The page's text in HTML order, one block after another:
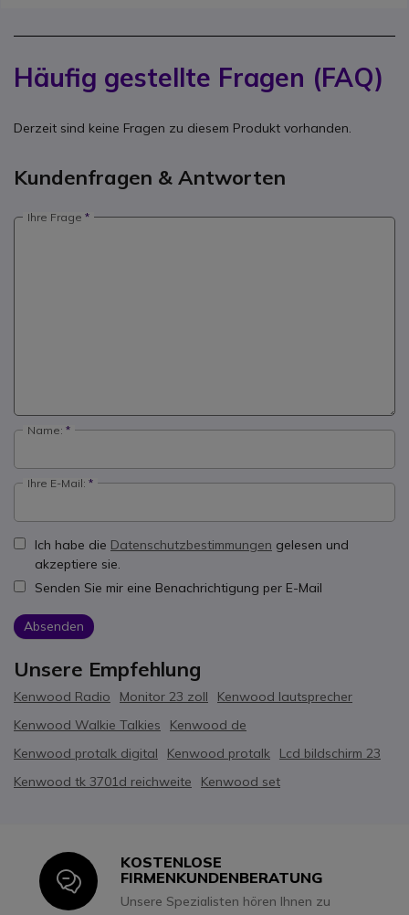
Häufig gestellte Fragen (FAQ)
Derzeit sind keine Fragen zu diesem Produkt vorhanden.
Kundenfragen & Antworten
Ihre Frage
Name:
Ihre E-Mail:
Ich habe die Datenschutzbestimmungen gelesen und
akzeptiere sie.
Senden Sie mir eine Benachrichtigung per E-Mail
Absenden
Unsere Empfehlung
Kenwood Radio Monitor 23 zoll
Kenwood lautsprecher
Kenwood Walkie Talkies
Kenwood de
Kenwood protalk digital
Kenwood protalk
Lcd bildschirm 23
Kenwood tk 3701d reichweite
Kenwood set
Icon
KOSTENLOSE
FIRMENKUNDENBERATUNG
Unsere Spezialisten hören Ihnen zu